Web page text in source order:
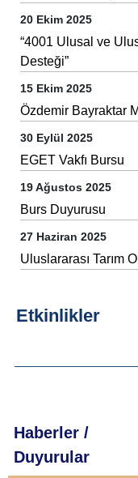
20 Ekim 2025
“4001 Ulusal ve
Desteği”
15 Ekim 2025
Özdemir Bayraktar
30 Eylül 2025
EGET Vakfı Bursu
19 Ağustos 2025
Burs Duyurusu
27 Haziran 2025
Uluslararası Tarım
Etkinlikler
Haberler /
Duyurular